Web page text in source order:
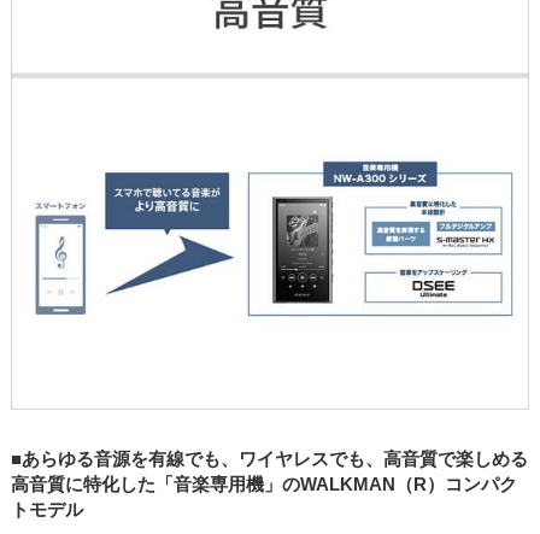
■あらゆる音源を有線でも、ワイヤレスでも、高音質で楽しめる
高音質に特化した「音楽専用機」のWALKMAN（R）コンパク
トモデル